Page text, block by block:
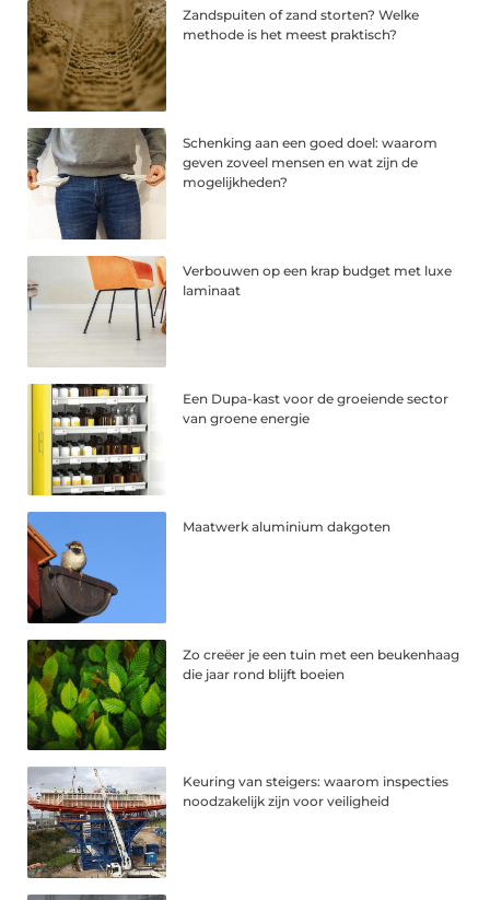
Zandspuiten of zand storten? Welke
methode is het meest praktisch?
Schenking aan een goed doel: waarom
geven zoveel mensen en wat zijn de
mogelijkheden?
Verbouwen op een krap budget met luxe
laminaat
Een Dupa-kast voor de groeiende sector
van groene energie
Maatwerk aluminium dakgoten
Zo creëer je een tuin met een beukenhaag
die jaar rond blijft boeien
Keuring van steigers: waarom inspecties
noodzakelijk zijn voor veiligheid